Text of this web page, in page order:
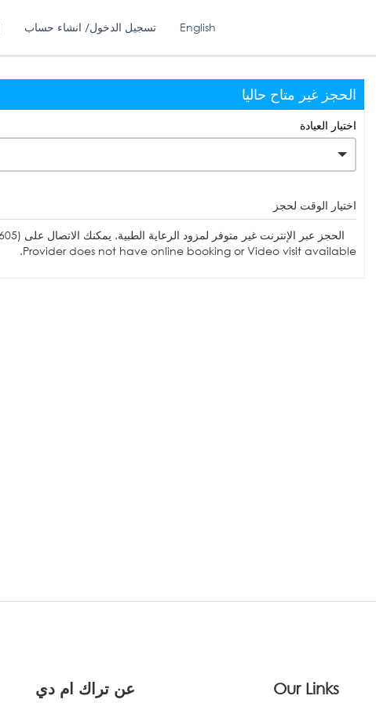
تسجيل الدخول/ انشاء حساب English
الحجز غير متاح حاليا
اختيار العيادة
اختيار الوقت لحجز
الحجز عبر الإنترنت غير متوفر لمزود الرعاية الطبية. يمكنك الاتصال على (03/715605) لتحديد موعد!
Provider does not have online booking or Video visit available.
عن تراك ام دي Our Links